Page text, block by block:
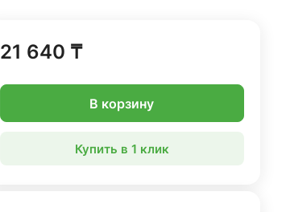
21 640 ₸
В корзину
Купить в 1 клик